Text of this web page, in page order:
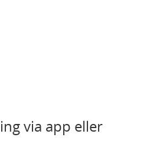
via app eller